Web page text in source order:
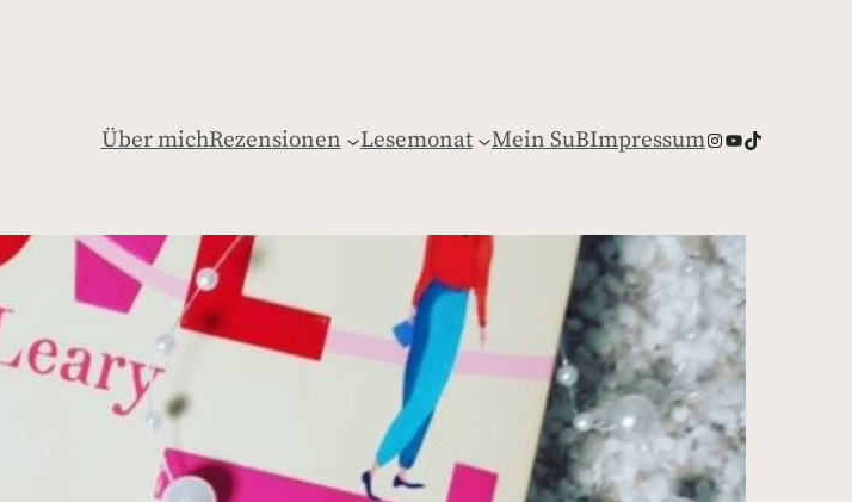
Über michRezensionen Lesemonat Mein SuBImpressumInstagram YouTube https://www.tiktok.com/@book_opolis